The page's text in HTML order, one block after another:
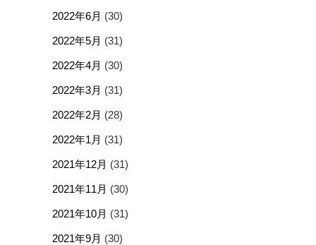
2022年6月 (30)
2022年5月 (31)
2022年4月 (30)
2022年3月 (31)
2022年2月 (28)
2022年1月 (31)
2021年12月 (31)
2021年11月 (30)
2021年10月 (31)
2021年9月 (30)